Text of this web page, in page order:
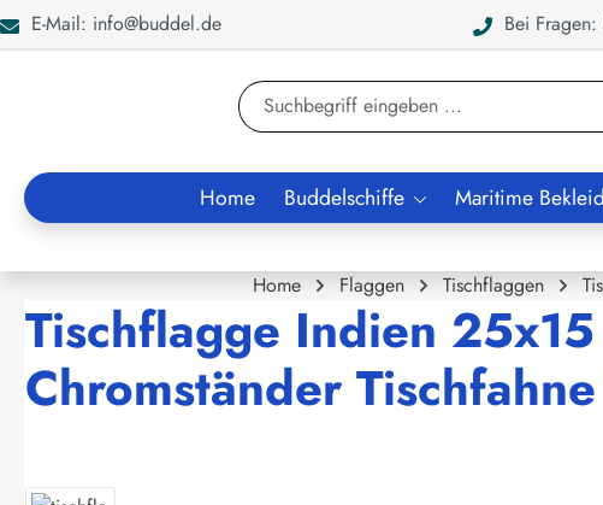
Zur Suche springen
E-Mail: info@buddel.de Bei Fragen:
Home Buddelschiffe Maritime
Home Flaggen Tischflaggen
Tischflagge Indien
Chromständer
Bildergalerie überspringen